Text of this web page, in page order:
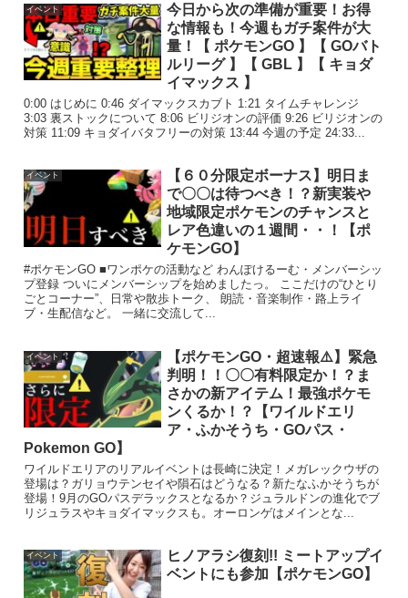
イベント
今日から次の準備が重要！お得
な情報も！今週もガチ案件が大
量！【 ポケモンGO 】【 GOバト
ルリーグ 】【 GBL 】【 キョダ
イマックス 】
0:00 はじめに 0:46 ダイマックスカブト 1:21 タイムチャレンジ
3:03 裏ストックについて 8:06 ビリジオンの評価 9:26 ビリジオンの
対策 11:09 キョダイバタフリーの対策 13:44 今週の予定 24:33...
イベント
【６０分限定ボーナス】明日ま
で〇〇は待つべき！？新実装や
地域限定ポケモンのチャンスと
レア色違いの１週間・・！【ポ
ケモンGO】
#ポケモンGO ■ワンポケの活動など わんぽけるーむ・メンバーシッ
プ登録 ついにメンバーシップを始めましたっ。 ここだけの“ひとり
ごとコーナー”、日常や散歩トーク、 朗読・音楽制作・路上ライ
ブ・生配信など。 一緒に交流して...
イベント
【ポケモンGO・超速報⚠️】緊急
判明！！〇〇有料限定か！？ま
さかの新アイテム！最強ポケモ
ンくるか！？【ワイルドエリ
ア・ふかそうち・GOパス・
Pokemon GO】
ワイルドエリアのリアルイベントは長崎に決定！メガレックウザの
登場は？ガリョウテンセイや隕石はどうなる？新たなふかそうちが
登場！9月のGOパスデラックスとなるか？ジュラルドンの進化でブ
リジュラスやキョダイマックスも。オーロンゲはメインとな...
イベント
ヒノアラシ復刻!! ミートアップイ
ベントにも参加【ポケモンGO】